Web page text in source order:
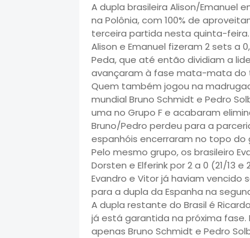
A dupla brasileira Alison/Emanuel
na Polônia, com 100% de
terceira partida nesta quinta-feira.
Alison e Emanuel fizeram 2 sets a
Peda, que até então dividiam a
avançaram à fase mata-mata do
Quem também jogou na
mundial Bruno Schmidt e Pedro
uma no Grupo F e acabaram
Bruno/Pedro perdeu para a
espanhóis encerraram no topo do
Pelo mesmo grupo, os brasileiro
Dorsten e Elferink por 2 a 0 (21/13
Evandro e Vitor já haviam
para a dupla da Espanha na
A dupla restante do Brasil é
já está garantida na próxima
apenas Bruno Schmidt e Pedro